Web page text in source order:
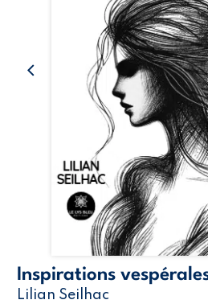
Inspirations
Lilian Seilhac